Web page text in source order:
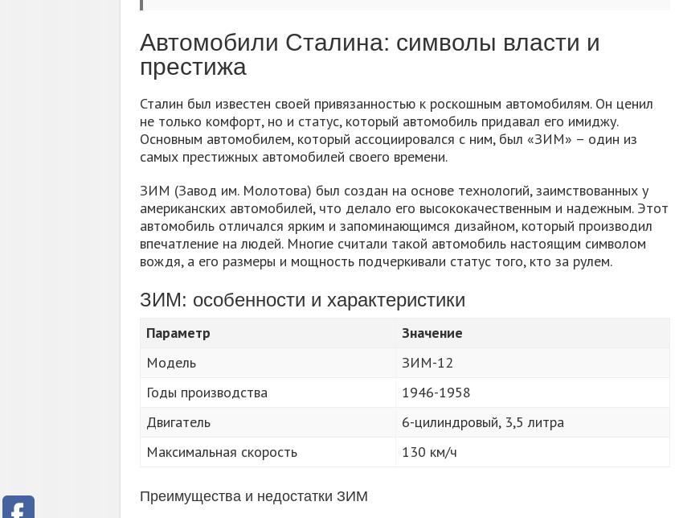
Автомобили Сталина: символы власти и
престижа
Сталин был известен своей привязанностью к роскошным автомобилям. Он ценил
не только комфорт, но и статус, который автомобиль придавал его имиджу.
Основным автомобилем, который ассоциировался с ним, был «ЗИМ» – один из
самых престижных автомобилей своего времени.
ЗИМ (Завод им. Молотова) был создан на основе технологий, заимствованных у
американских автомобилей, что делало его высококачественным и надежным. Этот
автомобиль отличался ярким и запоминающимся дизайном, который производил
впечатление на людей. Многие считали такой автомобиль настоящим символом
вождя, а его размеры и мощность подчеркивали статус того, кто за рулем.
ЗИМ: особенности и характеристики
Параметр
Значение
Модель
ЗИМ-12
Годы производства
1946-1958
Двигатель
6-цилиндровый, 3,5 литра
Максимальная скорость
130 км/ч
Преимущества и недостатки ЗИМ